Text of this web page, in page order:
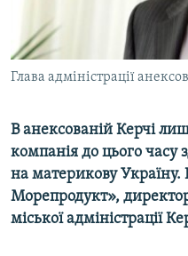
СВІДЧЕННЯ ОКУПАЦІЇ
УКРАЇНСЬКА ПРОБЛЕМА КРИМУ
ІНФОГРАФІКА
Qırımtatar
ДОЛУЧАЙСЯ!
Усі сайти RFE/RL
Глава адміністрації
В анексованій Керчі
компанія до цього часу
на материкову Україну.
Морепродукт»,
міської адміністрації